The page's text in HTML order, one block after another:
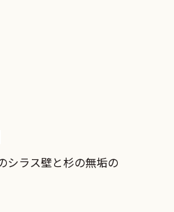
シラス壁と杉の無垢の